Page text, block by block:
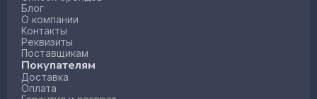
Блог
О компании
Контакты
Реквизиты
Поставщикам
Покупателям
Доставка
Оплата